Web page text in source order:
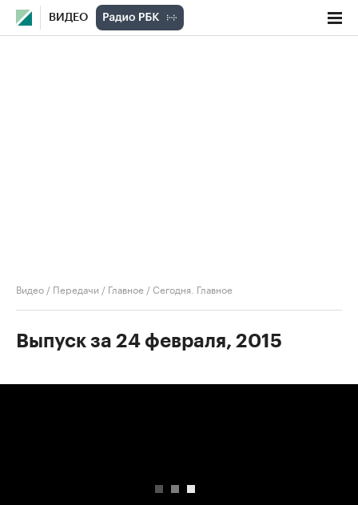
ВИДЕО
Видео / Передачи / Главное /Сегодня. Главное
Выпуск за 24 февраля, 2015